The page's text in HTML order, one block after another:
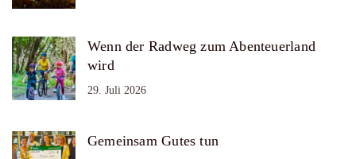
Wenn der Radweg zum Abenteuerland
wird
29. Juli 2026
Gemeinsam Gutes tun